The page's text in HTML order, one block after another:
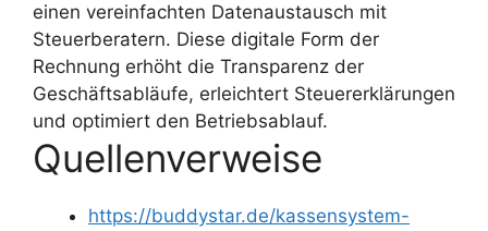
einen vereinfachten Datenaustausch mit
Steuerberatern. Diese digitale Form der
Rechnung erhöht die Transparenz der
Geschäftsabläufe, erleichtert Steuererklärungen
und optimiert den Betriebsablauf.
Quellenverweise
https://buddystar.de/kassensystem-